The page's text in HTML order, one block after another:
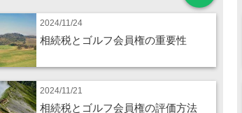
2024/11/24
相続税とゴルフ会員権の重要性
2024/11/21
相続税とゴルフ会員権の評価方法